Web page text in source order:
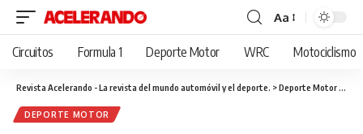
Cambiar
tamaño
fuente
Aa
Circuitos Formula 1 Deporte Motor WRC Motociclismo
Revista Acelerando - La revista del mundo automóvil y el deporte. >Deporte Motor
DEPORTE MOTOR